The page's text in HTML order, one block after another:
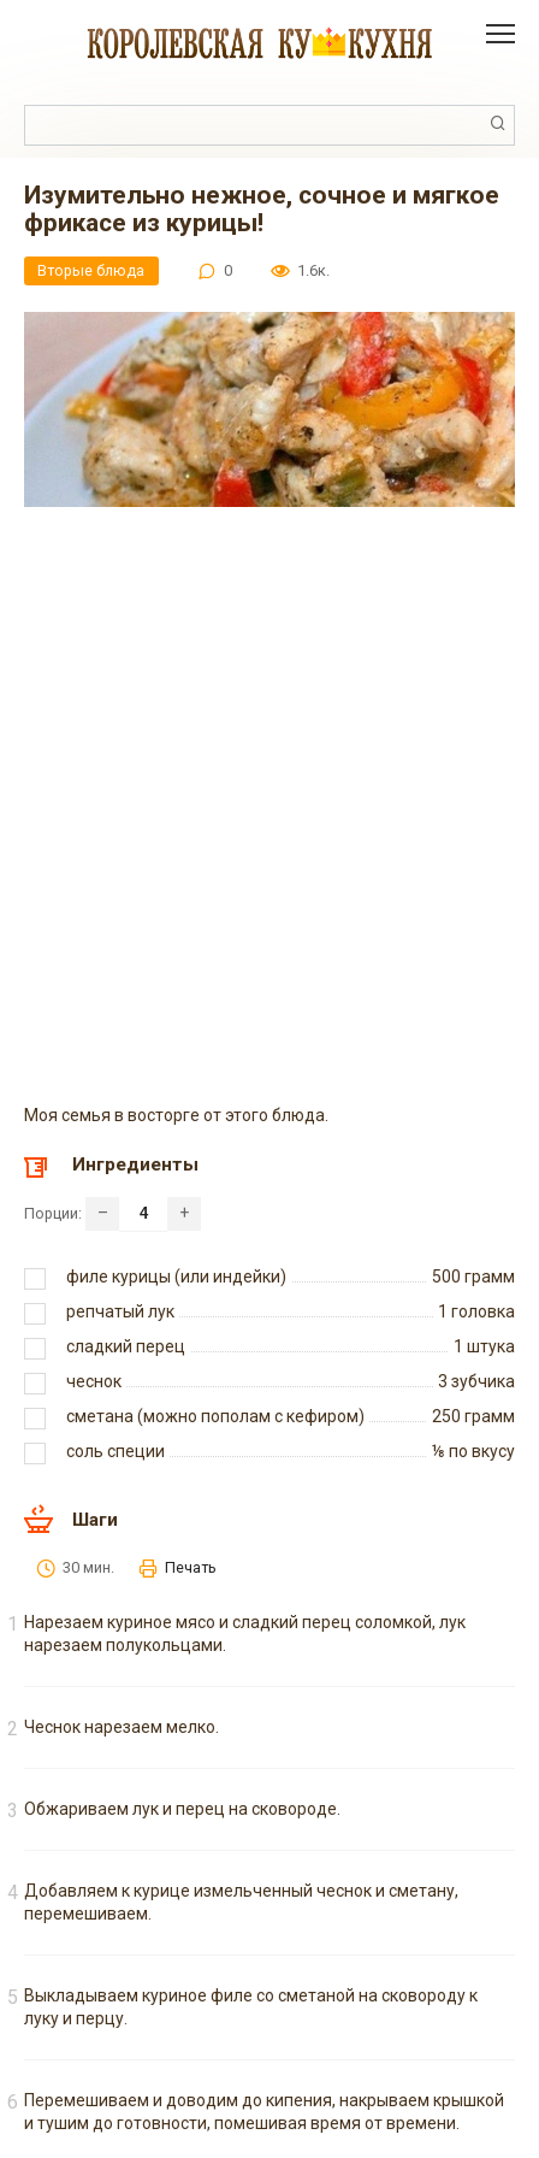
Изумительно нежное, сочное и мягкое
фрикасе из курицы!
Вторые блюда 0 1.6к.
Моя семья в восторге от этого блюда.
Ингредиенты
Порции: – +
филе курицы (или индейки) 500 грамм
репчатый лук
1 головка
сладкий перец
1 штука
чеснок
3 зубчика
сметана (можно пополам с кефиром)
250 грамм
соль специи
⅛ по вкусу
Шаги
30 мин. Печать
Нарезаем куриное мясо и сладкий перец соломкой, лук
нарезаем полукольцами.
Чеснок нарезаем мелко.
Обжариваем лук и перец на сковороде.
Добавляем к курице измельченный чеснок и сметану,
перемешиваем.
Выкладываем куриное филе со сметаной на сковороду к
луку и перцу.
Перемешиваем и доводим до кипения, накрываем крышкой
и тушим до готовности, помешивая время от времени.